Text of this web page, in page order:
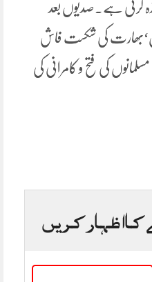
کرتی ہے۔صدیوں بعد
کی شکست فاش
کی فتح و کامرانی کی
کا اظہار کریں